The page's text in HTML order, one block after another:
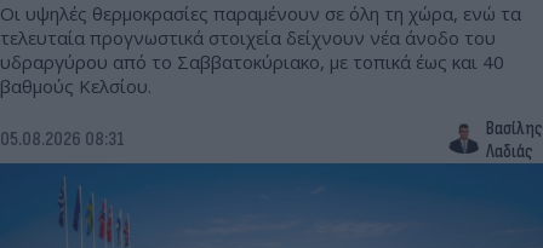
Οι υψηλές θερμοκρασίες παραμένουν σε όλη τη χώρα, ενώ τα
τελευταία προγνωστικά στοιχεία δείχνουν νέα άνοδο του
υδραργύρου από το Σαββατοκύριακο, με τοπικά έως και 40
βαθμούς Κελσίου.
05.08.2026 08:31
Βασίλης
Λαδιάς